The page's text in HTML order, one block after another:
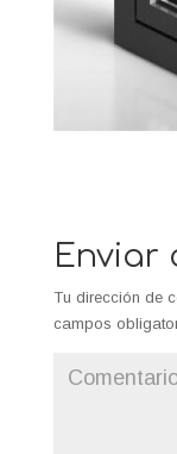
Enviar
Tu dirección de
campos